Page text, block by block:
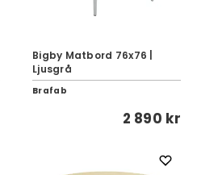
Bigby Matbord 76x76 |
Ljusgrå
Brafab
2 890 kr